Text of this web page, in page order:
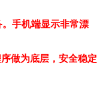
手机端显示非常漂
做为底层，安全稳定